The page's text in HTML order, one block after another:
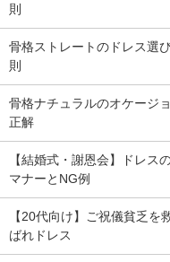
則
骨格ストレートのドレス選
則
骨格ナチュラルのオケージ
正解
【結婚式・謝恩会】ドレス
マナーとNG例
【20代向け】ご祝儀貧乏
ばれドレス